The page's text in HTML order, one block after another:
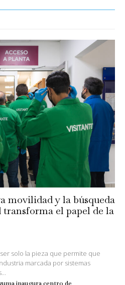
movilidad y la búsqueda
el papel de la
solo la pieza que permite que
marcada por sistemas
inaugura centro de